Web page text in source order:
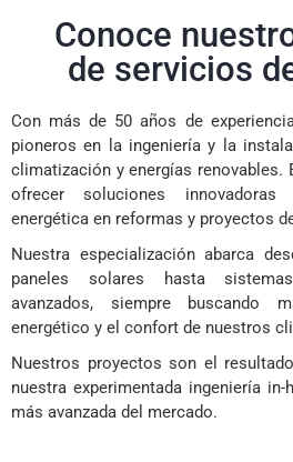
Conoce
de servicios
Con más de 50 años de
pioneros en la ingeniería y la
climatización y energías renovables.
ofrecer soluciones
energética en reformas y proyectos
Nuestra especialización abarca
paneles solares hasta
avanzados, siempre buscando
energético y el confort de nuestros
Nuestros proyectos son el
nuestra experimentada ingeniería
más avanzada del mercado.